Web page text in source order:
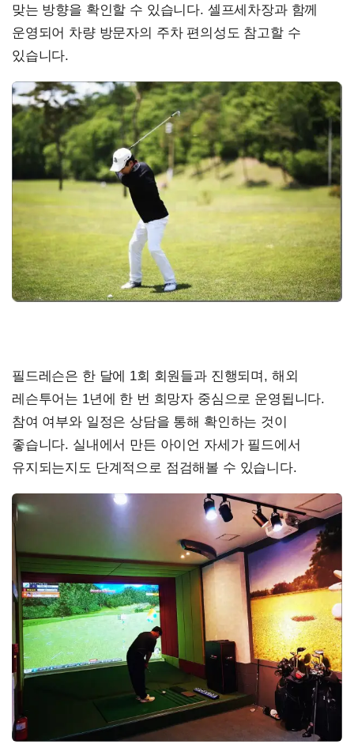
맞는 방향을 확인할 수 있습니다. 셀프세차장과 함께
운영되어 차량 방문자의 주차 편의성도 참고할 수
있습니다.
필드레슨은 한 달에 1회 회원들과 진행되며, 해외
레슨투어는 1년에 한 번 희망자 중심으로 운영됩니다.
참여 여부와 일정은 상담을 통해 확인하는 것이
좋습니다. 실내에서 만든 아이언 자세가 필드에서
유지되는지도 단계적으로 점검해볼 수 있습니다.